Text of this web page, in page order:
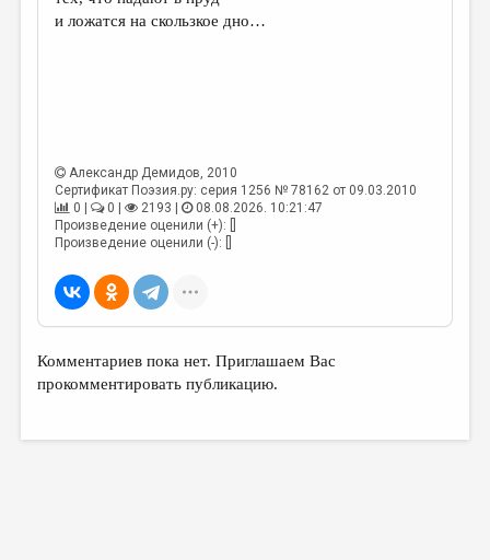
КУЛЬТУРОВЕДЕНИЕ
ПУБЛИЦИСТИКА
ЦИКЛЫ ПУБЛИКАЦИЙ
МЕДИА
и ложатся на скользкое дно…
Александр Демидов, 2010
Сертификат Поэзия.ру: серия 1256 № 78162 от 09.03.2010
0 |
0 | 2193 |
08.08.2026. 10:21:47
Произведение оценили (+): []
Произведение оценили (-): []
Комментариев пока нет. Приглашаем Вас
прокомментировать публикацию.